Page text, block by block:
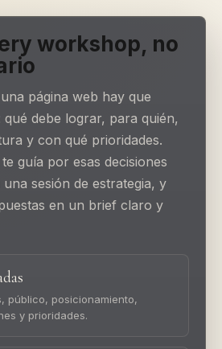
workshop, no
página web hay que
qué debe lograr, para quién,
y con qué prioridades.
guía por esas decisiones
sesión de estrategia, y
en un brief claro y
público, posicionamiento,
y prioridades.